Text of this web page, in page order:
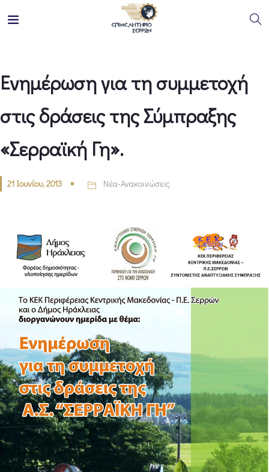
Ενημέρωση για τη συμμετοχή
στις δράσεις της Σύμπραξης
«Σερραϊκή Γη».
21 Ιουνίου, 2013 Νέα-Ανακοινώσεις